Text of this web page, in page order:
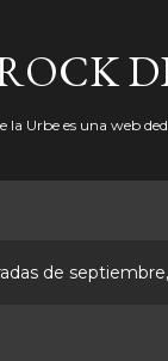
la Urbe es una web
de